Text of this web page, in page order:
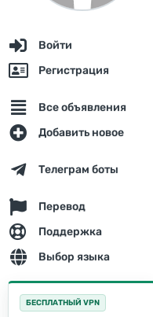
Войти
Регистрация
Все объявления
Добавить новое
Телеграм боты
Перевод
Поддержка
Выбор языка
БЕСПЛАТНЫЙ VPN